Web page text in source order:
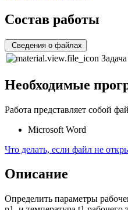
Состав работы
Сведения о файлах
Необходимые
Работа представляет собой
Microsoft Word
Что делать, если файл не
Описание
Определить параметры